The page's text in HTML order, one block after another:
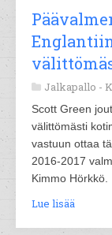
Jalkapallo -
Scott Green
välittömästi
vastuun ottaa
2016-2017
Kimmo Hörkkö.
Lue lisää